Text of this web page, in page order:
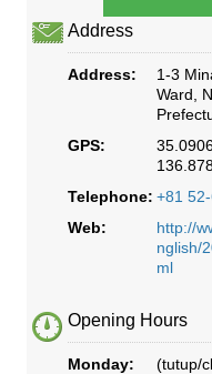
Address
Address:
1-3
Ward,
GPS:
Telephone: +81
Web:
http://
nglish/
ml
Opening Hours
Monday:
(tutup/